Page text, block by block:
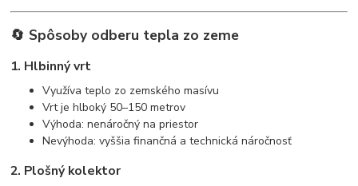
🔄 Spôsoby odberu tepla zo zeme
1. Hlbinný vrt
Využíva teplo zo zemského masívu
Vrt je hlboký 50–150 metrov
Výhoda: nenáročný na priestor
Nevýhoda: vyššia finančná a technická náročnosť
2. Plošný kolektor